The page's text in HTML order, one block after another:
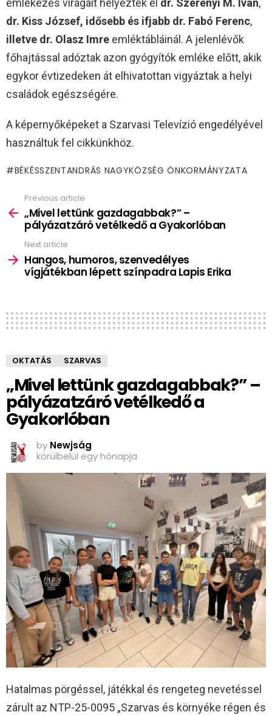
dr. Kiss József, idősebb és ifjabb dr. Fabó Ferenc,
illetve dr. Olasz Imre emléktábláinál. A jelenlévők
főhajtással adóztak azon gyógyítók emléke előtt, akik
egykor évtizedeken át elhivatottan vigyáztak a helyi
családok egészségére.
A képernyőképeket a Szarvasi Televízió engedélyével
használtuk fel cikkünkhöz.
BÉKÉSSZENTANDRÁS NAGYKÖZSÉG ÖNKORMÁNYZATA
more
Previous article
„Mivel lettünk gazdagabbak?” –
pályázatzáró vetélkedő a Gyakorlóban
Next article
Hangos, humoros, szenvedélyes
vígjátékban lépett színpadra Lapis Erika
OKTATÁS SZARVAS
„Mivel lettünk gazdagabbak?” –
pályázatzáró vetélkedő a
Gyakorlóban
by Newjság
körülbelül egy hónapja
Hatalmas pörgéssel, játékkal és rengeteg nevetéssel
zárult az NTP-25-0095 „Szarvas és környéke régen és